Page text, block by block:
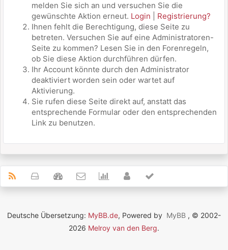
melden Sie sich an und versuchen Sie die
gewünschte Aktion erneut. Login
Registrierung?
Ihnen fehlt die Berechtigung, diese Seite zu
betreten. Versuchen Sie auf eine Administratoren-
Seite zu kommen? Lesen Sie in den Forenregeln,
ob Sie diese Aktion durchführen dürfen.
Ihr Account könnte durch den Administrator
deaktiviert worden sein oder wartet auf
Aktivierung.
Sie rufen diese Seite direkt auf, anstatt das
entsprechende Formular oder den entsprechenden
Link zu benutzen.
Deutsche Übersetzung: MyBB.de, Powered by MyBB , © 2002-
2026 Melroy van den Berg.